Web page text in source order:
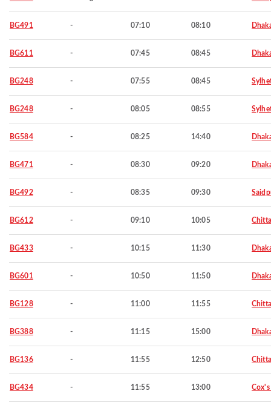
BG491 - 07:10 08:10
BG611 - 07:45 08:45
BG248 - 07:55 08:45
BG248 - 08:05 08:55
BG584 - 08:25 14:40
BG471 - 08:30 09:20
BG492 - 08:35 09:30
BG612 - 09:10 10:05
BG433 - 10:15 11:30
BG601 - 10:50 11:50
BG128 - 11:00 11:55
BG388 - 11:15 15:00
BG136 - 11:55 12:50
BG434 - 11:55 13:00 Cox's